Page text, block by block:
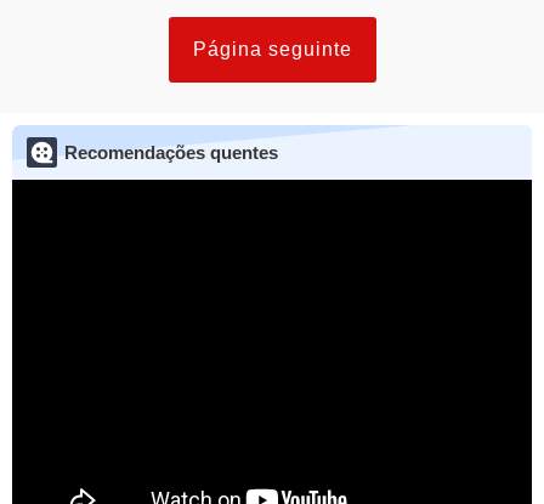
Página seguinte
Recomendações quentes